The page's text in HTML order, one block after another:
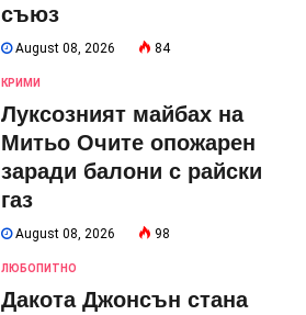
съюз
August 08, 2026 84
КРИМИ
Луксозният майбах на
Митьо Очите опожарен
заради балони с райски
газ
August 08, 2026 98
ЛЮБОПИТНО
Дакота Джонсън стана